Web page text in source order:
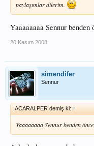
paylaşımlar dilerim.
Yaaaaaaaa Sennur benden
20 Kasım 2008
simendifer
Sennur
ACARALPER demiş ki: ↑
Yaaaaaaaa Sennur benden